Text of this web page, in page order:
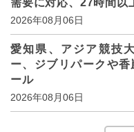
2026年08月06日
愛知県、アジア競技
ー、ジブリパークや
ール
2026年08月06日